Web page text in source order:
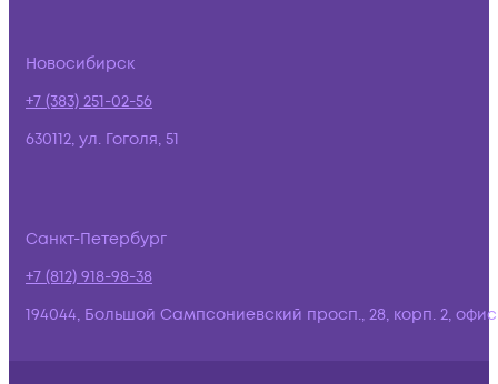
Новосибирск
+7 (383) 251-02-56
630112, ул. Гоголя, 51
Санкт-Петербург
+7 (812) 918-98-38
194044, Большой Сампсониевский просп., 28, корп. 2,